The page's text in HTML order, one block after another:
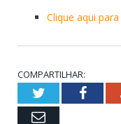
Clique aqui
COMPARTILHAR:
Twitter
Email